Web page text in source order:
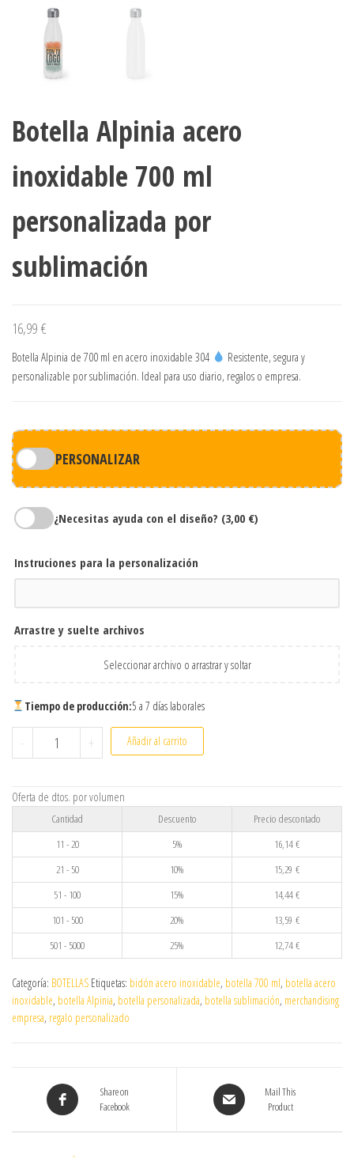
Botella Alpinia acero
inoxidable 700 ml
personalizada por
sublimación
16,99 €
Botella Alpinia de 700 ml en acero inoxidable 304
Resistente, segura y
personalizable por sublimación. Ideal para uso diario, regalos o empresa.
PERSONALIZAR
¿Necesitas ayuda con el diseño? (3,00 €)
Instruciones para la personalización
Arrastre y suelte archivos
Seleccionar archivo o arrastrar y soltar
Tiempo de producción:5 a 7 días laborales
- Botella Alpinia acero inoxidable 700 ml personalizada por
+ Añadir al carrito
Oferta de dtos. por volumen
Cantidad Descuento
Precio descontado
11 - 20
5% 16,14€
21 - 50
10% 15,29 €
51 - 100
15% 14,44€
101 - 500
20% 13,59 €
501 - 5000
25% 12,74€
Categoría: BOTELLAS Etiquetas: bidón acero inoxidable, botella 700 ml, botella acero
inoxidable, botella Alpinia, botella personalizada, botella sublimación, merchandising
empresa, regalo personalizado
Share on
Facebook
Mail This
Product